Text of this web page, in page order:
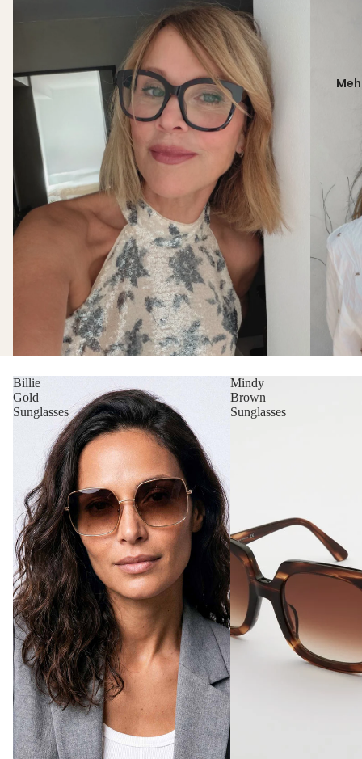
Billie
Gold
Sunglasses
Mindy
Brown
Sunglasses